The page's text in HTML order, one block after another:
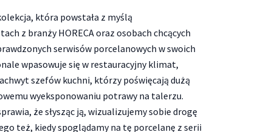
która powstała z myślą
z branży HORECA oraz osobach chcących
serwisów porcelanowych w swoich
wpasowuje się w restauracyjny klimat,
szefów kuchni, którzy poświęcają dużą
wyeksponowaniu potrawy na talerzu.
że słysząc ją, wizualizujemy sobie drogę
też, kiedy spoglądamy na tę porcelanę z serii